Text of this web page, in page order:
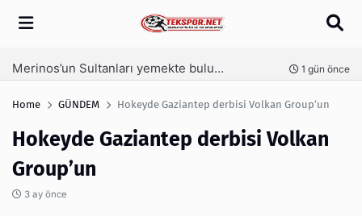
Arama
Merinos’un Sultanları yemekte buluştu 1 gün önce
Home GÜNDEM Hokeyde Gaziantep derbisi Volkan Group’un
Hokeyde Gaziantep derbisi Volkan
Group’un
3 ay önce